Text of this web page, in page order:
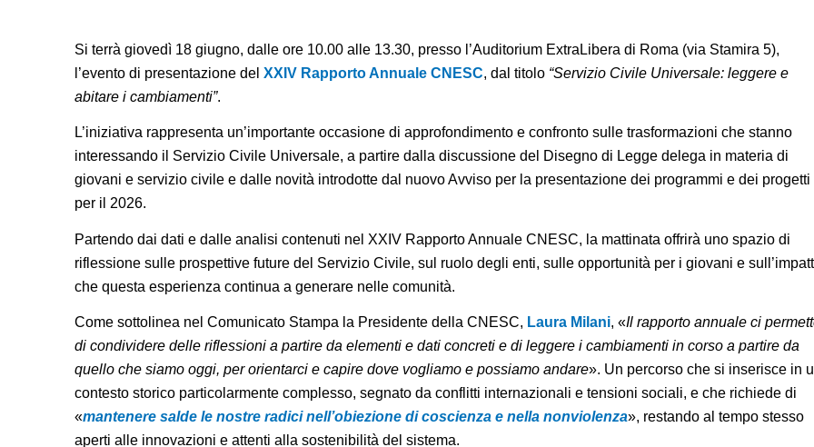
Si terrà giovedì 18 giugno, dalle ore 10.00 alle 13.30, presso l’Auditorium ExtraLibera di Roma (via Stamira 5),
l’evento di presentazione del XXIV Rapporto Annuale CNESC, dal titolo “Servizio Civile Universale: leggere e
abitare i cambiamenti”.
L’iniziativa rappresenta un’importante occasione di approfondimento e confronto sulle trasformazioni che stanno
interessando il Servizio Civile Universale, a partire dalla discussione del Disegno di Legge delega in materia di
giovani e servizio civile e dalle novità introdotte dal nuovo Avviso per la presentazione dei programmi e dei progetti
per il 2026.
Partendo dai dati e dalle analisi contenuti nel XXIV Rapporto Annuale CNESC, la mattinata offrirà uno spazio di
riflessione sulle prospettive future del Servizio Civile, sul ruolo degli enti, sulle opportunità per i giovani e
che questa esperienza continua a generare nelle comunità.
Come sottolinea nel Comunicato Stampa la Presidente della CNESC, Laura Milani, «Il rapporto annuale ci
di condividere delle riflessioni a partire da elementi e dati concreti e di leggere i cambiamenti in corso a partire da
quello che siamo oggi, per orientarci e capire dove vogliamo e possiamo andare». Un percorso che si inserisce in
contesto storico particolarmente complesso, segnato da conflitti internazionali e tensioni sociali, e che richiede di
«mantenere salde le nostre radici nell’obiezione di coscienza e nella nonviolenza», restando al tempo stesso
aperti alle innovazioni e attenti alla sostenibilità del sistema.